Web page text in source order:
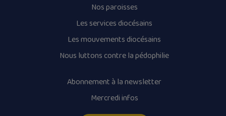
Nos paroisses
Les services diocésains
Les mouvements diocésains
Nous luttons contre la pédophilie
Abonnement à la newsletter
Mercredi infos